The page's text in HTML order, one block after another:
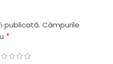
publicată. Câmpurile
*